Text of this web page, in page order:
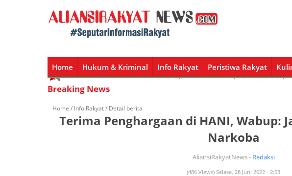
Home Hukum & Kriminal Info Rakyat Peristiwa Rakyat
Home Hukum & Kriminal Info Rakyat Peristiwa Rakyat Kuliner Rakyat
Breaking News
Home / Info Rakyat/ Detail berita
Terima Penghargaan di HANI, Wabup:
Narkoba
AliansiRakyatNews - Redaksi
(486 Views) Selasa, 28 Juni 2022 - 2:53